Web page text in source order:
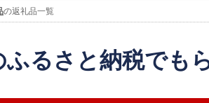
の返礼品一覧
るさと納税でも